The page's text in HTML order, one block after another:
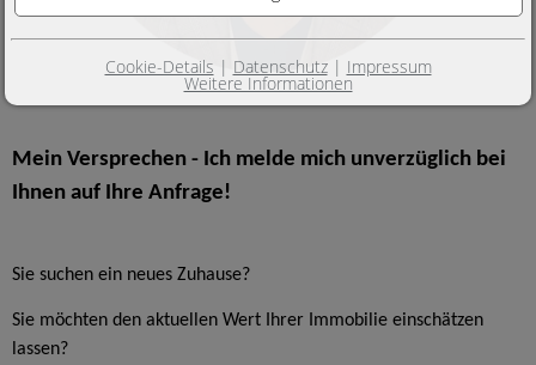
Mein Versprechen - Ich melde mich unverzüglich bei
Ihnen auf Ihre Anfrage!
Sie suchen ein neues Zuhause?
Sie möchten den aktuellen Wert Ihrer Immobilie einschätzen
lassen?
Cookie-Details | Datenschutz| Impressum
Weitere Informationen